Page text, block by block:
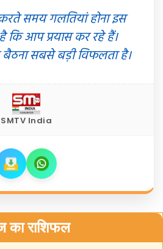
समय गलतियां होना इस
कि आप प्रयास कर रहे हैं।
सबसे बड़ी विफलता है।
SMTV India
राशिफल